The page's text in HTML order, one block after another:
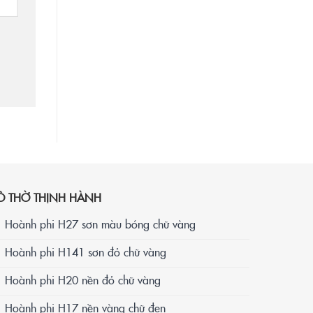
THỜ THỊNH HÀNH
Hoành phi H27 sơn màu bóng chữ vàng
Hoành phi H141 sơn đỏ chữ vàng
Hoành phi H20 nền đỏ chữ vàng
Hoành phi H17 nền vàng chữ đen